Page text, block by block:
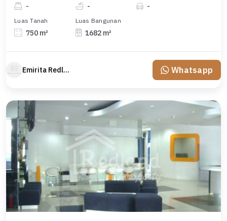
- - -
Luas Tanah
750 m²
Luas Bangunan
1682 m²
Emirita Redland Whatsapp